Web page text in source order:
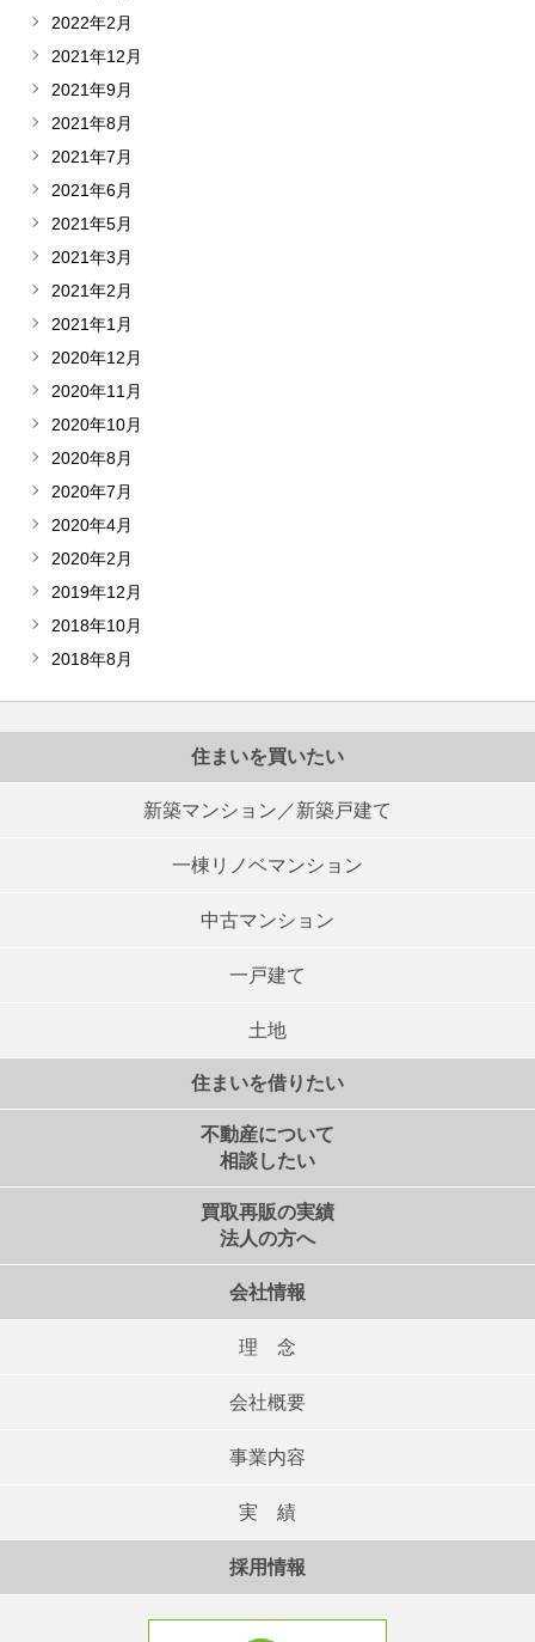
2022年2月
2021年12月
2021年9月
2021年8月
2021年7月
2021年6月
2021年5月
2021年3月
2021年2月
2021年1月
2020年12月
2020年11月
2020年10月
2020年8月
2020年7月
2020年4月
2020年2月
2019年12月
2018年10月
2018年8月
住まいを買いたい
新築マンション／新築戸建て
一棟リノベマンション
中古マンション
一戸建て
土地
住まいを借りたい
不動産について
相談したい
買取再販の実績
法人の方へ
会社情報
理 念
会社概要
事業内容
実 績
採用情報